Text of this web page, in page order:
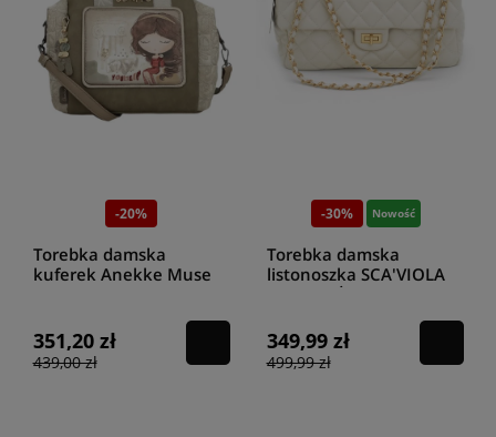
-20%
Torebka damska
kuferek Anekke Muse
351,20 zł
439,00 zł
-30% Nowość
Torebka damska
listonoszka SCA'VIOLA
LUNA BEŻ
349,99 zł
499,99 zł